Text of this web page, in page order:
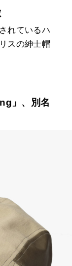
れているハ
スの紳士帽
」、別名